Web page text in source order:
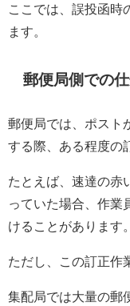
ここでは、誤投函時
ます。
郵便局側での
郵便局では、ポスト
する際、ある程度の
たとえば、速達の赤
っていた場合、作業
けることがあります。
ただし、この訂正作
集配局では大量の郵